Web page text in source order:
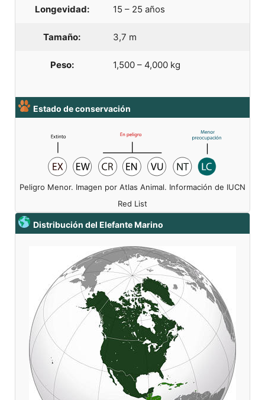
Longevidad: 15 – 25 años
Tamaño: 3,7 m
Peso: 1,500 – 4,000 kg
Estado de conservación
Peligro Menor. Imagen por Atlas Animal. Información de IUCN
Red List
Distribución del Elefante Marino